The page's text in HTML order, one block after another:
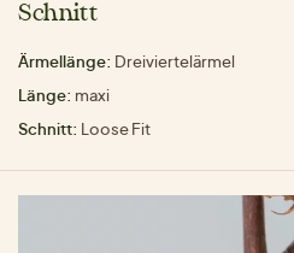
Schnitt
Ärmellänge: Dreiviertelärmel
Länge: maxi
Schnitt: Loose Fit